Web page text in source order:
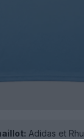
Adidas et